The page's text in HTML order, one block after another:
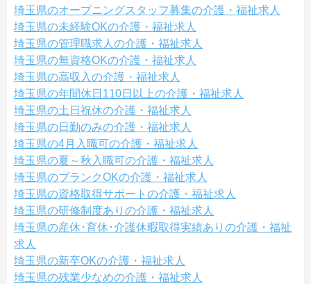
埼玉県のオープニングスタッフ募集の介護・福祉求人
埼玉県の未経験OKの介護・福祉求人
埼玉県の管理職求人の介護・福祉求人
埼玉県の無資格OKの介護・福祉求人
埼玉県の高収入の介護・福祉求人
埼玉県の年間休日110日以上の介護・福祉求人
埼玉県の土日祝休の介護・福祉求人
埼玉県の日勤のみの介護・福祉求人
埼玉県の4月入職可の介護・福祉求人
埼玉県の夏～秋入職可の介護・福祉求人
埼玉県のブランクOKの介護・福祉求人
埼玉県の資格取得サポートの介護・福祉求人
埼玉県の研修制度ありの介護・福祉求人
埼玉県の産休･育休･介護休暇取得実績ありの介護・福祉
求人
埼玉県の新卒OKの介護・福祉求人
埼玉県の残業少なめの介護・福祉求人